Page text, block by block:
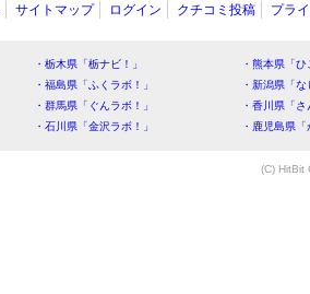
サイトマップ ログイン クチコミ投稿 プラ
・栃木県「栃ナビ！」
・熊本県「
・福島県「ふくラボ！」
・新潟県「
・群馬県「ぐんラボ！」
・香川県「
・石川県「金沢ラボ！」
・鹿児島県
(C) HitBit